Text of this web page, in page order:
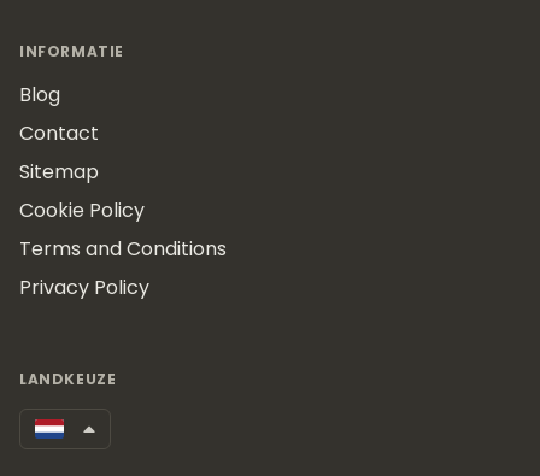
INFORMATIE
Blog
Contact
Sitemap
Cookie Policy
Terms and Conditions
Privacy Policy
LANDKEUZE